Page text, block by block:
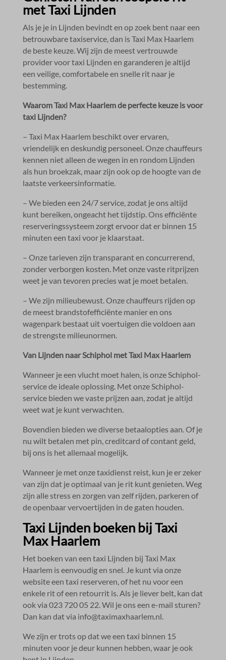
met Taxi Lijnden
Als je je in Lijnden bevindt en op zoek bent naar een
betrouwbare taxiservice, dan is Taxi Max Haarlem
de beste keuze.​ Wij zijn de meest vertrouwde
provider voor taxi Lijnden en garanderen je altijd
een veilige, comfortabele en snelle rit naar je
bestemming.​
Waarom Taxi Max Haarlem de perfecte keuze is voor
taxi Lijnden?
– Taxi Max Haarlem beschikt over ervaren,
vriendelijk en deskundig personeel.​ Onze chauffeurs
kennen niet alleen de wegen in en rondom Lijnden
als hun broekzak, maar zijn ook op de hoogte van de
laatste verkeersinformatie.​
– We bieden een 24/7 service, zodat je ons altijd
kunt bereiken, ongeacht het tijdstip.​ Ons efficiënte
reserveringssysteem zorgt ervoor dat er binnen 15
minuten een taxi voor je klaarstaat.​
– Onze tarieven zijn transparant en concurrerend,
zonder verborgen kosten.​ Met onze vaste ritprijzen
weet je van tevoren precies wat je moet betalen.​
– We zijn milieubewust.​ Onze chauffeurs rijden op
de meest brandstofefficiënte manier en ons
wagenpark bestaat uit voertuigen die voldoen aan
de strengste milieunormen.​
Van Lijnden naar Schiphol met Taxi Max Haarlem
Wanneer je een vlucht moet halen, is onze Schiphol-
service de ideale oplossing.​ Met onze Schiphol-
service bieden we vaste prijzen aan, zodat je altijd
weet wat je kunt verwachten.​
Bovendien bieden we diverse betaalopties aan.​ Of je
nu wilt betalen met pin, creditcard of contant geld,
bij ons is het allemaal mogelijk.​
Wanneer je met onze taxidienst reist, kun je er zeker
van zijn dat je optimaal van je rit kunt genieten.​ Weg
zijn alle stress en zorgen van zelf rijden, parkeren of
de openbaar vervoertijden in de gaten houden.​
Taxi Lijnden boeken bij Taxi
Max Haarlem
Het boeken van een taxi Lijnden bij Taxi Max
Haarlem is eenvoudig en snel.​ Je kunt via onze
website een taxi reserveren, of het nu voor een
enkele rit of een retourrit is.​ Als je liever belt, kan dat
ook via 023 720 05 22.​ Wil je ons een e-mail sturen?
Dan kan dat via info@taximaxhaarlem.​nl.​
We zijn er trots op dat we een taxi binnen 15
minuten voor je deur kunnen hebben, waar je ook